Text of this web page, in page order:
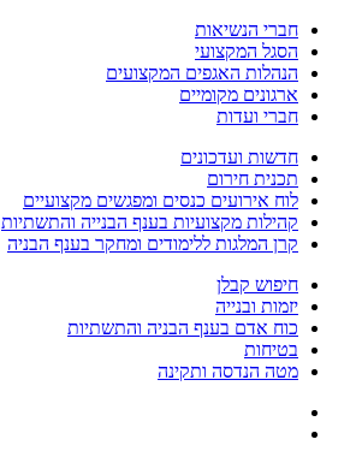
חברי הנשיאות
הסגל המקצועי
הנהלות האגפים המקצועים
ארגונים מקומיים
חברי ועדות
חדשות ועדכונים
תכנית חירום
לוח אירועים כנסים ומפגשים מקצועיים
קהילות מקצועיות בענף הבנייה והתשתיות
קרן המלגות ללימודים ומחקר בענף הבניה
חיפוש קבלן
יזמות ובנייה
כוח אדם בענף הבניה והתשתיות
בטיחות
מטה הנדסה ותקינה